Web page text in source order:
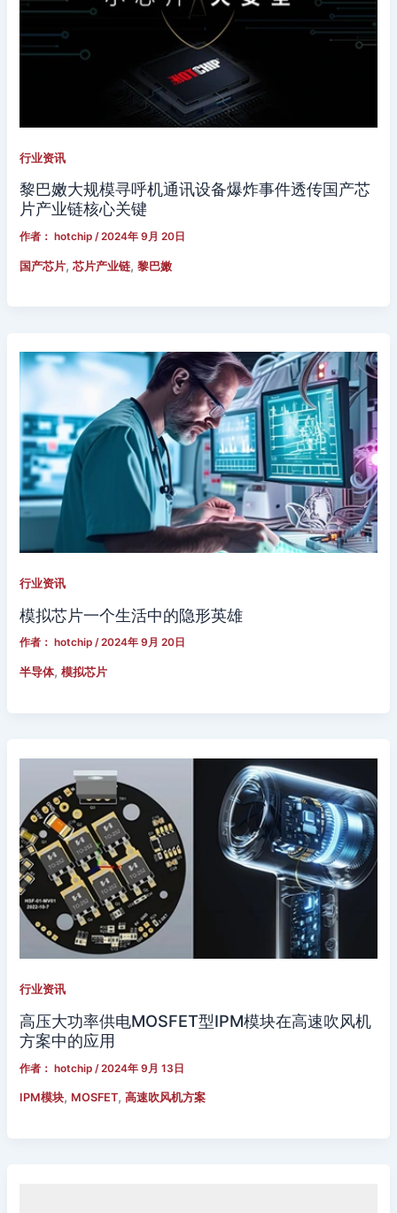
行业资讯
黎巴嫩大规模寻呼机通讯设备爆炸事件透传国产芯
片产业链核心关键
作者： hotchip/2024年 9月 20日
国产芯片,芯片产业链,黎巴嫩
行业资讯
模拟芯片一个生活中的隐形英雄
作者： hotchip/2024年 9月 20日
半导体,模拟芯片
行业资讯
高压大功率供电MOSFET型IPM模块在高速吹风机
方案中的应用
作者： hotchip /2024年 9月 13日
IPM模块, MOSFET,高速吹风机方案